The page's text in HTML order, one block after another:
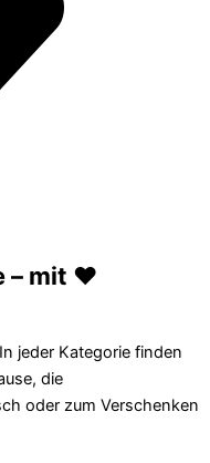
– mit ❤️
jeder Kategorie finden
die
oder zum Verschenken